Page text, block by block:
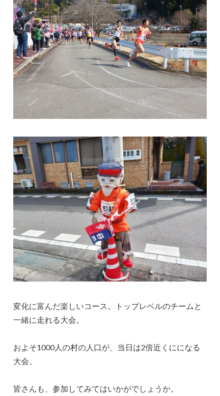
変化に富んだ楽しいコース。トップレベルのチームと
一緒に走れる大会。
およそ1000人の村の人口が、当日は2倍近くにになる
大会。
皆さんも、参加してみてはいかがでしょうか。